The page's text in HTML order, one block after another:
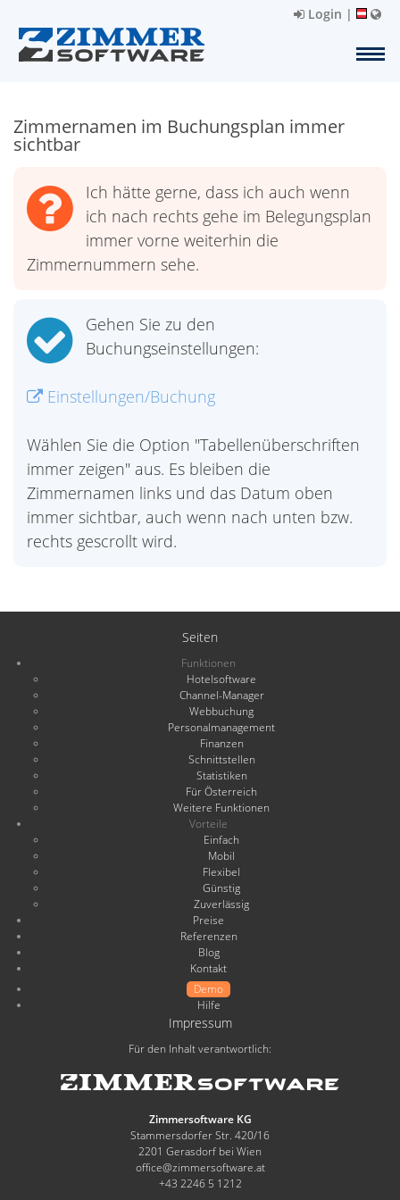
Login |
Zimmernamen im Buchungsplan immer
sichtbar
Ich hätte gerne, dass ich auch wenn
ich nach rechts gehe im Belegungsplan
immer vorne weiterhin die
Zimmernummern sehe.
Gehen Sie zu den
Buchungseinstellungen:
Einstellungen/Buchung
Wählen Sie die Option "Tabellenüberschriften
immer zeigen" aus. Es bleiben die
Zimmernamen links und das Datum oben
immer sichtbar, auch wenn nach unten bzw.
rechts gescrollt wird.
Seiten
Funktionen
Hotelsoftware
Channel-Manager
Webbuchung
Personalmanagement
Finanzen
Schnittstellen
Statistiken
Für Österreich
Weitere Funktionen
Vorteile
Einfach
Mobil
Flexibel
Günstig
Zuverlässig
Preise
Referenzen
Blog
Kontakt
Demo
Hilfe
Impressum
Für den Inhalt verantwortlich:
Zimmersoftware KG
Stammersdorfer Str. 420/16
2201 Gerasdorf bei Wien
office@zimmersoftware.at
+43 2246 5 1212